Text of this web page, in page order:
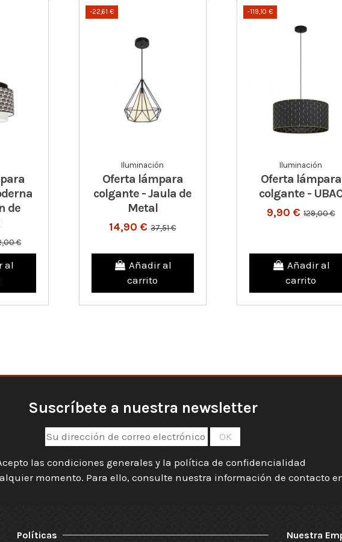
de
€
al
-22,61 €
Iluminación
Oferta lámpara
colgante - Jaula de
Metal
14,90 €37,51 €
Añadir al
carrito
-119,10 €
Iluminación
Oferta lámpara
colgante -
9,90 €129,00 €
Añadir al
carrito
Suscríbete a nuestra newsletter
las condiciones generales y la política de confidencialidad
momento. Para ello, consulte nuestra información de contacto
Políticas Nuestra